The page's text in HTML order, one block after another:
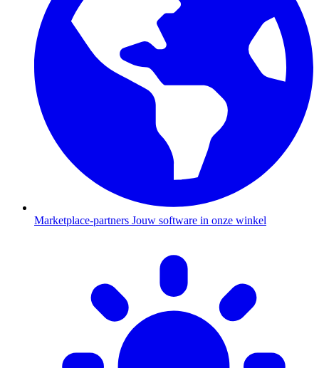
Marketplace-partners Jouw software in onze winkel